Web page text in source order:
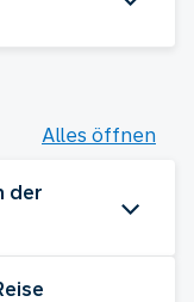
Alles öffnen
der